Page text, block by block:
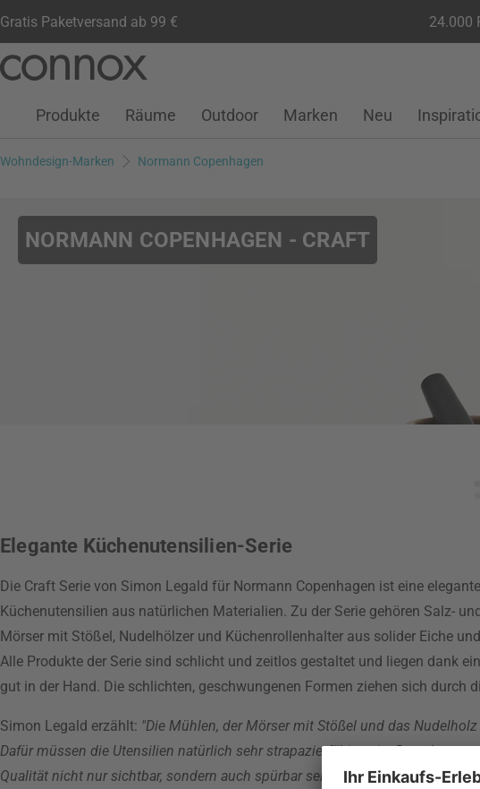
Gratis Paketversand ab 99 € 24.000
Seiteninhalt
Suchfeld
Kundenkonto
Wunschliste
Warenkorb
Produkte Räume Outdoor Marken Neu
Wohndesign-Marken Normann Copenhagen
NORMANN COPENHAGEN - CRAFT
Elegante Küchenutensilien-Serie
Die Craft Serie von Simon Legald für Normann Copenhagen ist eine
Küchenutensilien aus natürlichen Materialien. Zu der Serie gehören Salz-
Mörser mit Stößel, Nudelhölzer und Küchenrollenhalter aus solider Eiche
Alle Produkte der Serie sind schlicht und zeitlos gestaltet und liegen dank
gut in der Hand. Die schlichten, geschwungenen Formen ziehen sich durch
Simon Legald erzählt: "Die Mühlen, der Mörser mit Stößel und das
Dafür müssen die Utensilien natürlich sehr strapazierfähig sein. Dazu
Qualität nicht nur sichtbar, sondern auch spürbar sein muss. Diesem